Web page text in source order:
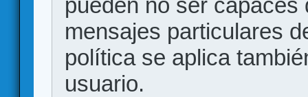
mensajes particulares
política se aplica
usuario.